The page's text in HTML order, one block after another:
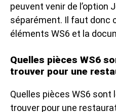
peuvent venir de l’option
séparément. Il faut donc
éléments WS6 et la
Quelles pièces WS6
trouver pour une
Quelles pièces WS6 sont
trouver pour une